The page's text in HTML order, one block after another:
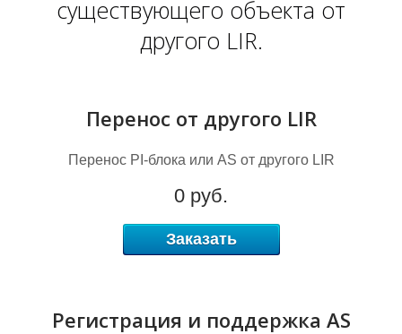
I
существующего объекта от
другого LIR.
Перенос от другого LIR
Перенос PI-блока или AS от другого LIR
0 руб.
Заказать
Регистрация и поддержка AS